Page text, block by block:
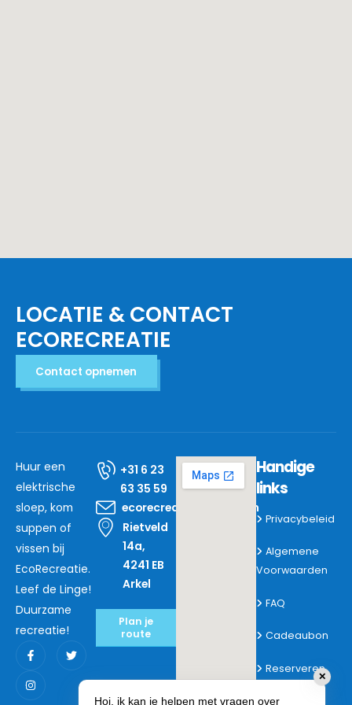
LOCATIE & CONTACT
ECORECREATIE
Contact opnemen
Huur een
elektrische
sloep, kom
suppen of
vissen bij
EcoRecreatie.
Leef de Linge!
Duurzame
recreatie!
+31 6 23
63 35 59
ecorecreatie@mail.com
Rietveld
14a,
4241 EB
Arkel
Plan je
route
Handige
links
Privacybeleid
Algemene
Voorwaarden
FAQ
Cadeaubon
Reserveren
✕
Hoi, ik kan je helpen met vragen over